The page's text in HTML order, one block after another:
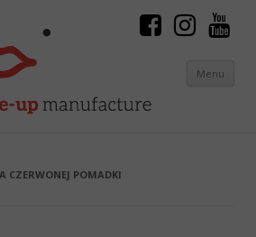
Menu
CZERWONEJ POMADKI